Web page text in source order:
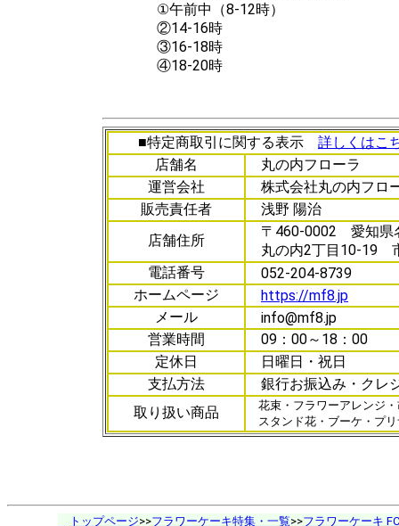
①午前中（8-12時）
②14-16時
③16-18時
④18-20時
■特定商取引に関する表示 詳しくはこ
店舗名
丸の内フローラ
運営会社
株式会社丸の内フロ
販売責任者
浅野 陽治
店舗住所
〒460-0002 愛知県
丸の内2丁目10-19
電話番号
052-204-8739
ホームページ
https://mf8.jp
メール
info@mf8.jp
営業時間
09：00～18：00
定休日
日曜日・祝日
支払方法
銀行お振込み・ク
取り扱い商品
花束・フラワーアレンジ
スタンド花・ブーケ・プ
トップページ>>フラワーケーキ特集・一覧>>フラワーケーキ